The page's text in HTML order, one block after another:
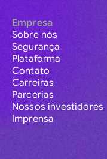
Empresa
Sobre nós
Segurança
Plataforma
Contato
Carreiras
Parcerias
Nossos investidores
Imprensa